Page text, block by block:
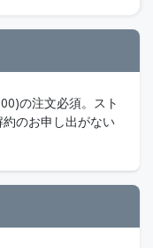
の注文必須。スト
のお申し出がない